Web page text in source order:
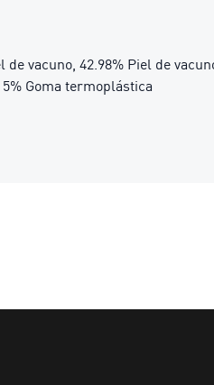
vacuno, 42.98% Piel de
Goma termoplástica